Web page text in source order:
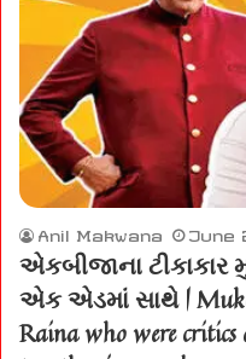
Anil Makwana June
એકબીજાના
એક એડમાં સાથે |
Raina who were critics